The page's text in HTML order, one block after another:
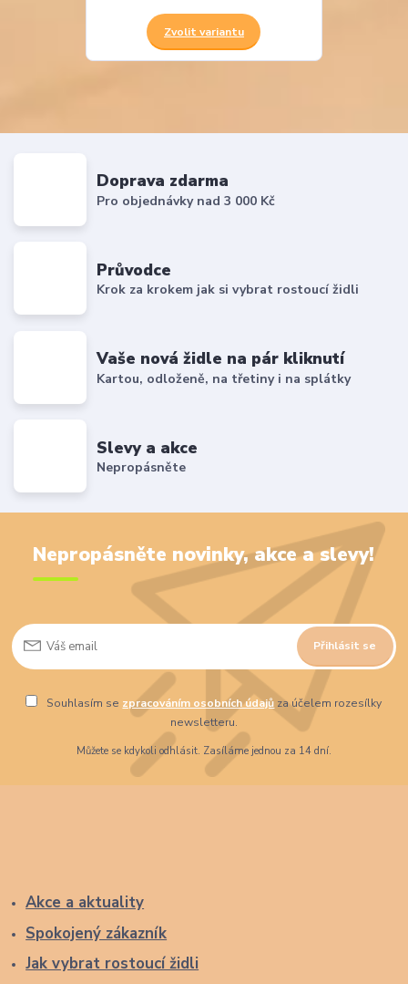
Zvolit variantu
Doprava zdarma
Pro objednávky nad 3 000 Kč
Průvodce
Krok za krokem jak si vybrat rostoucí židli
Vaše nová židle na pár kliknutí
Kartou, odloženě, na třetiny i na splátky
Slevy a akce
Nepropásněte
Nepropásněte novinky, akce a slevy!
Přihlásit se
Souhlasím se zpracováním osobních údajů za účelem rozesílky
newsletteru.
Můžete se kdykoli odhlásit. Zasíláme jednou za 14 dní.
Akce a aktuality
Spokojený zákazník
Jak vybrat rostoucí židli